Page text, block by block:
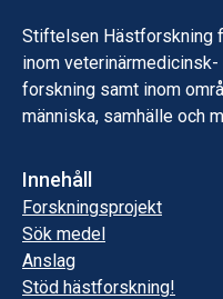
Stiftelsen Hästforskning
inom
forskning samt inom
människa, samhälle och
Innehåll
Forskningsprojekt
Sök medel
Anslag
Stöd hästforskning!